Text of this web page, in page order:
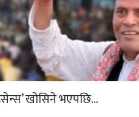
खोसिने भएपछि…